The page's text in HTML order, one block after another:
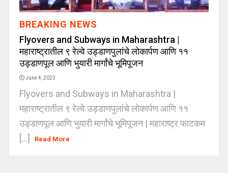
BREAKING NEWS
Flyovers and Subways in Maharashtra |
महाराष्ट्रातील ९ रेल्वे उड्डाणपुलांचे लोकार्पण आणि ११
उड्डाणपूल आणि भुयारी मार्गांचे भूमिपूजन
June 4, 2023
Flyovers and Subways in Maharashtra |
महाराष्ट्रातील ९ रेल्वे उड्डाणपुलांचे लोकार्पण आणि ११
उड्डाणपूल आणि भुयारी मार्गांचे भूमिपूजन | महाराष्ट्र फाटकम
[...]
Read More